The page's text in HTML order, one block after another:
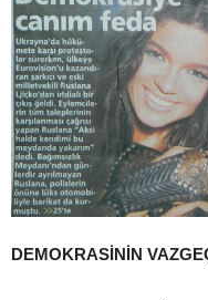
DEMOKRASİNİN